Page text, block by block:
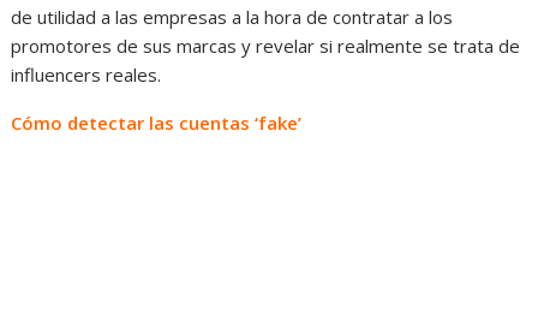
de utilidad a las empresas a la hora de contratar a los
promotores de sus marcas y revelar si realmente se trata de
influencers reales.
Cómo detectar las cuentas ‘fake’